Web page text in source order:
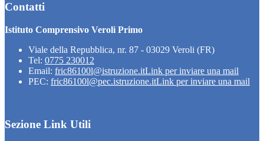
Contatti
Istituto Comprensivo Veroli Primo
Viale della Repubblica, nr. 87 - 03029 Veroli (FR)
Tel: 0775 230012
Email: fric86100l@istruzione.itLink per inviare una mail
PEC: fric86100l@pec.istruzione.itLink per inviare una mail
Sezione Link Utili